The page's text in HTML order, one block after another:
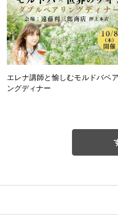
エレナ講師と愉しむモルドバペ
ングディナー